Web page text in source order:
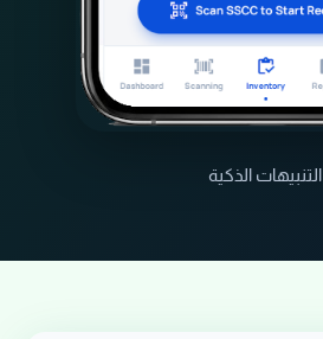
التنبيهات الذكية